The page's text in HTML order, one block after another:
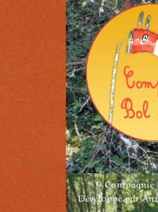
© Compagnie
Développé par